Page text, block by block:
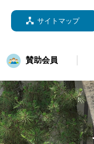
賛助会員
サイトマップ